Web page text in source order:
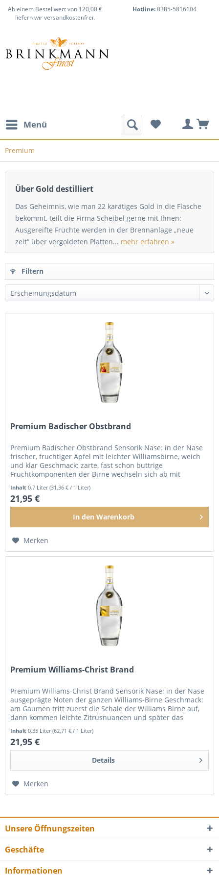
Ab einem Bestellwert von 120,00 €
liefern wir versandkostenfrei.
Hotline:0385-5816104
Menü
Premium
Über Gold destilliert
Das Geheimnis, wie man 22 karätiges Gold in die Flasche
bekommt, teilt die Firma Scheibel gerne mit Ihnen:
Ausgereifte Früchte werden in der Brennanlage „neue
zeit“ über vergoldeten Platten... mehr erfahren »
Filtern
Premium Badischer Obstbrand
Premium Badischer Obstbrand Sensorik Nase: in der Nase
frischer, fruchtiger Apfel mit leichter Williamsbirne, weich
und klar Geschmack: zarte, fast schon buttrige
Fruchtkomponenten der Birne wechseln sich ab mit
Inhalt0.7 Liter(31,36 € / 1 Liter)
21,95 €
In den Warenkorb
Merken
Premium Williams-Christ Brand
Premium Williams-Christ Brand Sensorik Nase: in der Nase
ausgeprägte Noten der ganzen Williams-Birne Geschmack:
am Gaumen tritt zuerst die Schale der Williams Birne auf,
dann kommen leichte Zitrusnuancen und später das
Inhalt0.35 Liter(62,71 € / 1 Liter)
21,95 €
Details
Merken
Unsere Öffnungszeiten
Geschäfte
Informationen